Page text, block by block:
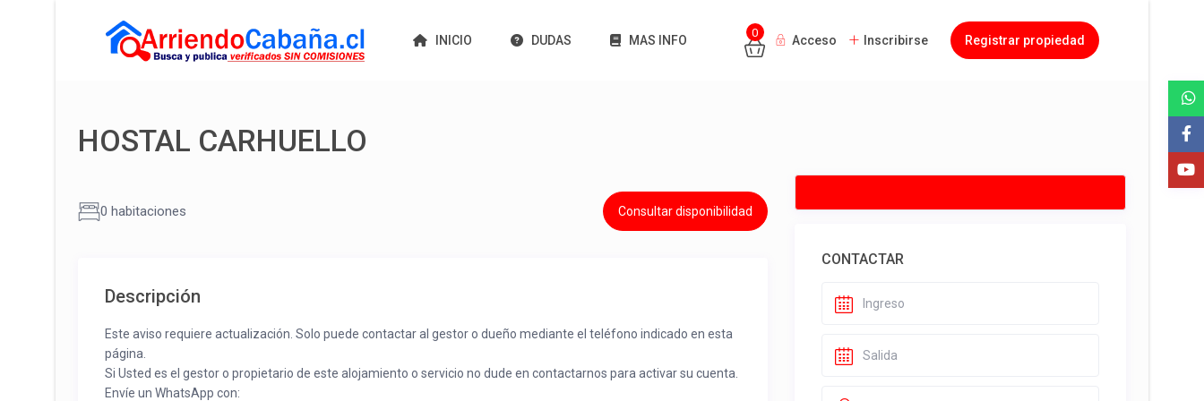
INICIO DUDAS MAS INFO
0
Acceso Inscribirse Registrar propiedad
HOSTAL CARHUELLO
0 habitaciones Consultar disponibilidad
Descripción
Este aviso requiere actualización. Solo puede contactar al gestor o dueño mediante el teléfono indicado en esta
página.
Si Usted es el gestor o propietario de este alojamiento o servicio no dude en contactarnos para activar su cuenta.
Envíe un WhatsApp con:
CONTACTAR